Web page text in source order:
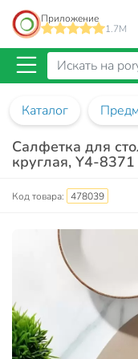
Приложение
1.7M
Каталог
Салфетка для
круглая, Y4-8371
Код товара: 478039